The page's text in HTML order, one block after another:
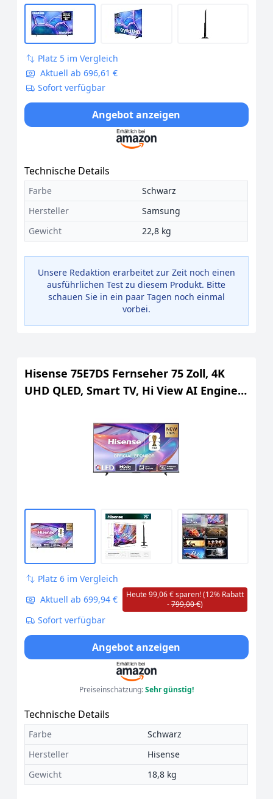
Platz 5 im Vergleich
Aktuell ab 696,61 €
Sofort verfügbar
Angebot anzeigen
Technische Details
Farbe
Schwarz
Hersteller
Samsung
Gewicht
22,8 kg
Unsere Redaktion erarbeitet zur Zeit noch einen
ausführlichen Test zu diesem Produkt. Bitte
schauen Sie in ein paar Tagen noch einmal
vorbei.
Hisense 75E7DS Fernseher 75 Zoll, 4K
UHD QLED, Smart TV, Hi View AI Engine,
QLED Colour, Filmmaker, Smooth Motion,
Airplay, Sprachsteuerung, 2026
Platz 6 im Vergleich
Aktuell ab 699,94 €
Heute 99,06 € sparen! (12% Rabatt
-799,00 €)
Sofort verfügbar
Angebot anzeigen
Preiseinschätzung:Sehr günstig!
Technische Details
Farbe
Schwarz
Hersteller
Hisense
Gewicht
18,8 kg